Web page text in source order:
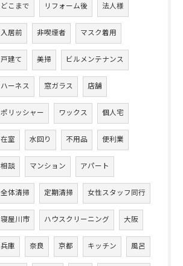
どこまで リフォーム後 法人様
入居前 非喫煙者 マスク着用
戸建て 美掃 ビルメンテナンス
ハーネス 窓ガラス 店舗
ポリッシャー ワックス 個人宅
在室 水回り 不用品 便利業
相談 マンション アパート
全体清掃 定期清掃 女性スタッフ同行
寝屋川市 ハウスクリーニング 大阪
兵庫 奈良 京都 キッチン 風呂